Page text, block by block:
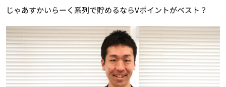
じゃあすかいらーく系列で貯めるならVポイントがベスト？